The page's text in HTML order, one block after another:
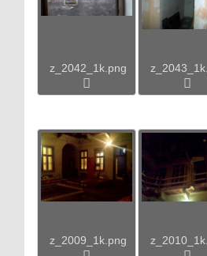
z_2042_1k.png
z_2009_1k.png